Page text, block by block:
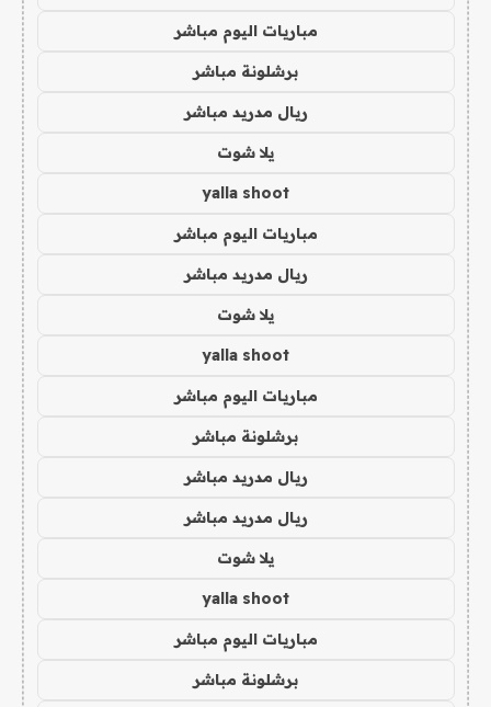
مباريات اليوم مباشر
برشلونة مباشر
ريال مدريد مباشر
يلا شوت
yalla shoot
مباريات اليوم مباشر
ريال مدريد مباشر
يلا شوت
yalla shoot
مباريات اليوم مباشر
برشلونة مباشر
ريال مدريد مباشر
ريال مدريد مباشر
يلا شوت
yalla shoot
مباريات اليوم مباشر
برشلونة مباشر